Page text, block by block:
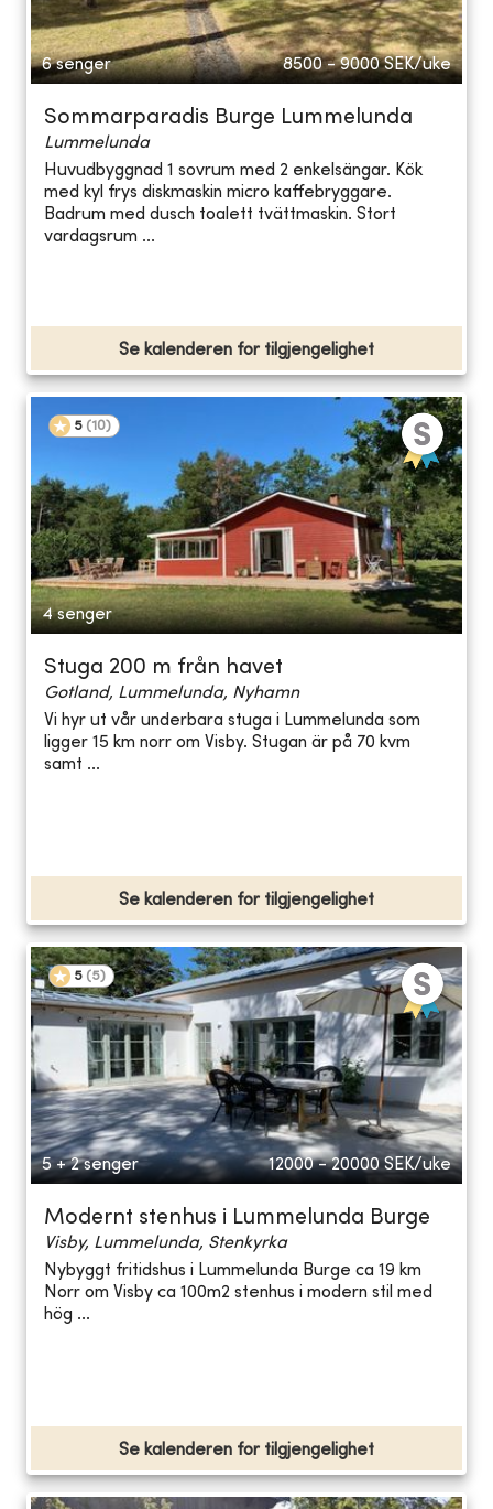
6 senger 8500 - 9000 SEK/uke
Sommarparadis Burge Lummelunda
Lummelunda
Huvudbyggnad 1 sovrum med 2 enkelsängar. Kök
med kyl frys diskmaskin micro kaffebryggare.
Badrum med dusch toalett tvättmaskin. Stort
vardagsrum ...
Se kalenderen for tilgjengelighet
5 (10)
4 senger
Stuga 200 m från havet
Gotland, Lummelunda, Nyhamn
Vi hyr ut vår underbara stuga i Lummelunda som
ligger 15 km norr om Visby. Stugan är på 70 kvm
samt ...
Se kalenderen for tilgjengelighet
5 (5)
5 + 2 senger 12000 - 20000 SEK/uke
Modernt stenhus i Lummelunda Burge
Visby, Lummelunda, Stenkyrka
Nybyggt fritidshus i Lummelunda Burge ca 19 km
Norr om Visby ca 100m2 stenhus i modern stil med
hög ...
Se kalenderen for tilgjengelighet